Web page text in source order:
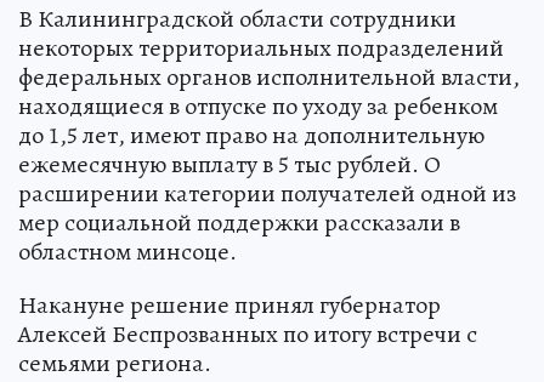
В Калининградской области сотрудники
некоторых территориальных подразделений
федеральных органов исполнительной власти,
находящиеся в отпуске по уходу за ребенком
до 1,5 лет, имеют право на дополнительную
ежемесячную выплату в 5 тыс рублей. О
расширении категории получателей одной из
мер социальной поддержки рассказали в
областном минсоце.
Накануне решение принял губернатор
Алексей Беспрозванных по итогу встречи с
семьями региона.